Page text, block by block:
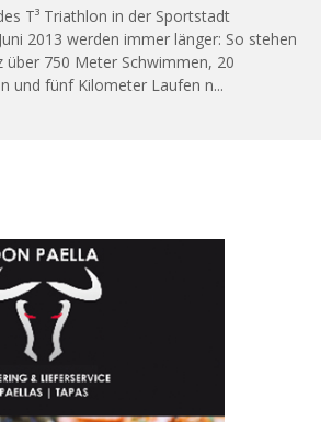
T³ Triathlon in der Sportstadt
2013 werden immer länger: So stehen
über 750 Meter Schwimmen, 20
und fünf Kilometer Laufen n...